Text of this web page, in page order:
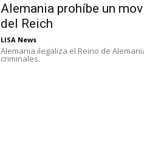
Alemania prohíbe un
del Reich
LISA News
Alemania ilegaliza el Reino de
criminales.